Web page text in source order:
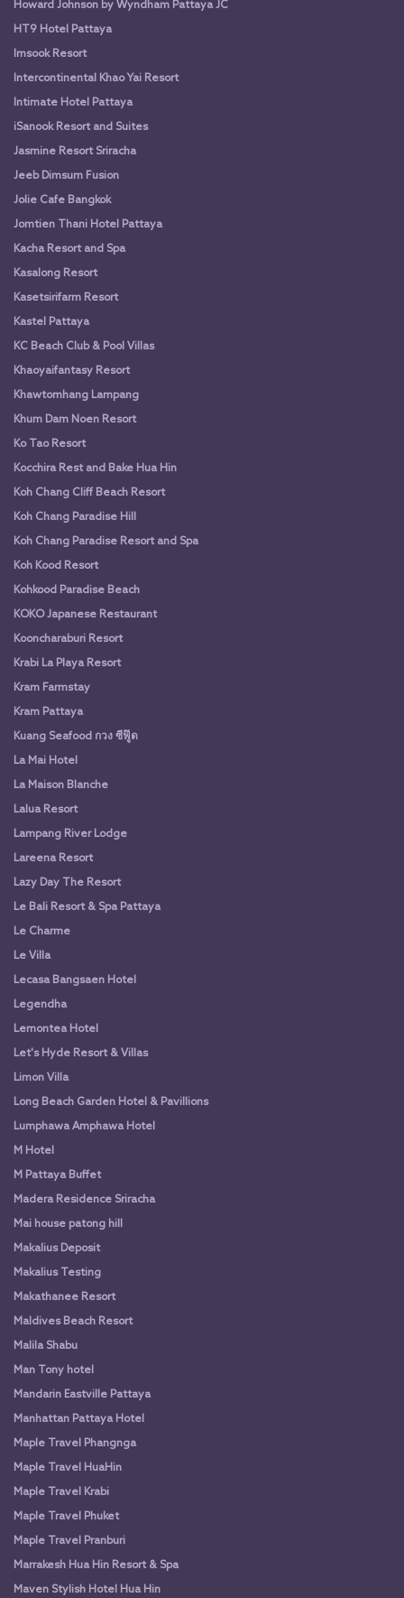
Howard Johnson by Wyndham Pattaya JC
HT9 Hotel Pattaya
Imsook Resort
Intercontinental Khao Yai Resort
Intimate Hotel Pattaya
iSanook Resort and Suites
Jasmine Resort Sriracha
Jeeb Dimsum Fusion
Jolie Cafe Bangkok
Jomtien Thani Hotel Pattaya
Kacha Resort and Spa
Kasalong Resort
Kasetsirifarm Resort
Kastel Pattaya
KC Beach Club & Pool Villas
Khaoyaifantasy Resort
Khawtomhang Lampang
Khum Dam Noen Resort
Ko Tao Resort
Kocchira Rest and Bake Hua Hin
Koh Chang Cliff Beach Resort
Koh Chang Paradise Hill
Koh Chang Paradise Resort and Spa
Koh Kood Resort
Kohkood Paradise Beach
KOKO Japanese Restaurant
Kooncharaburi Resort
Krabi La Playa Resort
Kram Farmstay
Kram Pattaya
Kuang Seafood กวง ซีฟู๊ด
La Mai Hotel
La Maison Blanche
Lalua Resort
Lampang River Lodge
Lareena Resort
Lazy Day The Resort
Le Bali Resort & Spa Pattaya
Le Charme
Le Villa
Lecasa Bangsaen Hotel
Legendha
Lemontea Hotel
Let's Hyde Resort & Villas
Limon Villa
Long Beach Garden Hotel & Pavillions
Lumphawa Amphawa Hotel
M Hotel
M Pattaya Buffet
Madera Residence Sriracha
Mai house patong hill
Makalius Deposit
Makalius Testing
Makathanee Resort
Maldives Beach Resort
Malila Shabu
Man Tony hotel
Mandarin Eastville Pattaya
Manhattan Pattaya Hotel
Maple Travel Phangnga
Maple Travel HuaHin
Maple Travel Krabi
Maple Travel Phuket
Maple Travel Pranburi
Marrakesh Hua Hin Resort & Spa
Maven Stylish Hotel Hua Hin